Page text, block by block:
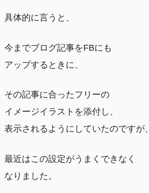
具体的に言うと、
今までブログ記事をFBにも
アップするときに、
その記事に合ったフリーの
イメージイラストを添付し、
表示されるようにしていたのですが、
最近はこの設定がうまくできなく
なりました。